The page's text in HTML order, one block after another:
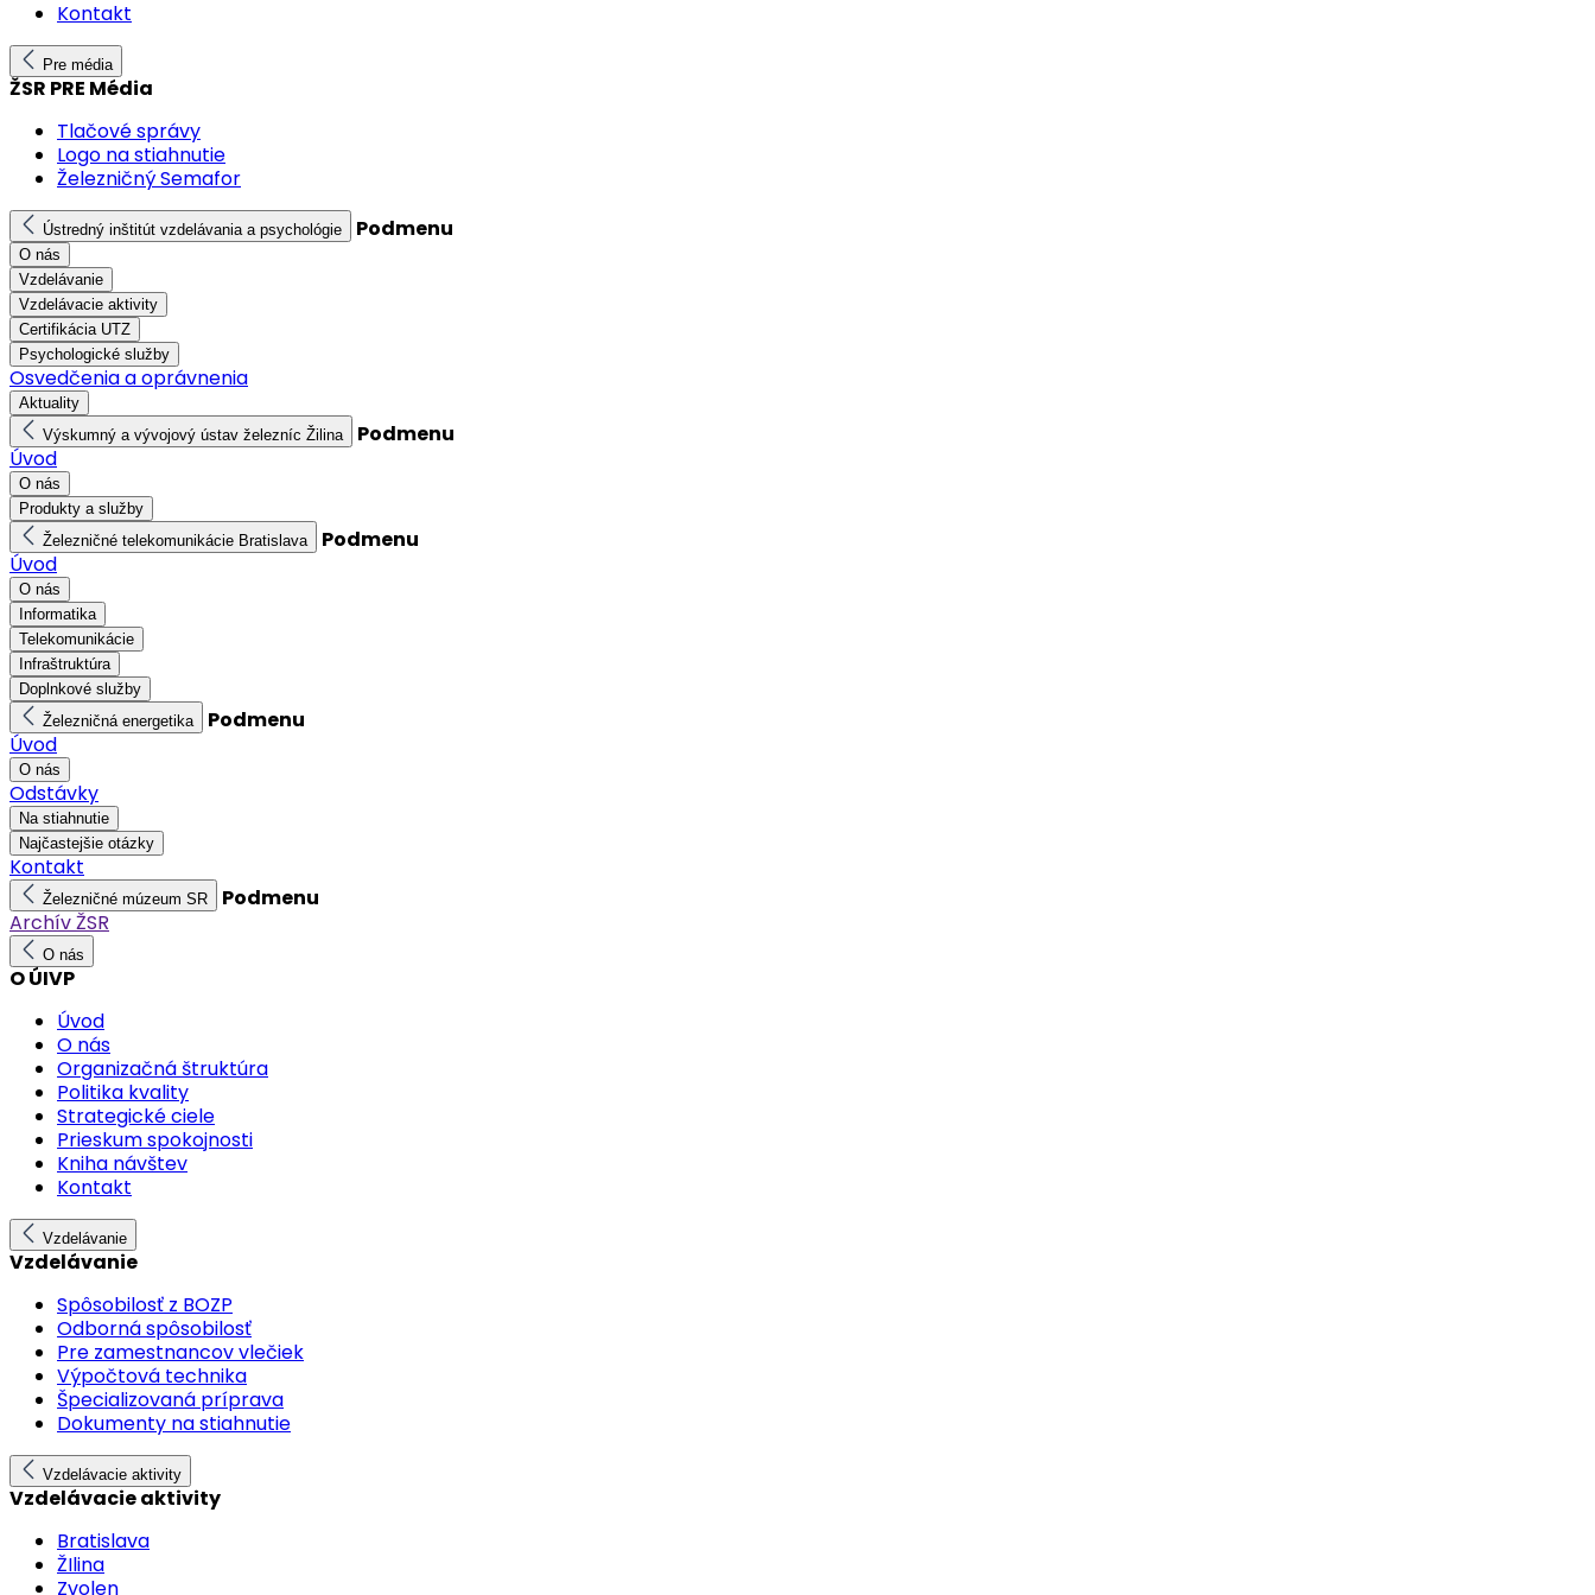
Kontakt
Pre média
ŽSR PRE Média
Tlačové správy
Logo na stiahnutie
Železničný Semafor
Ústredný inštitút vzdelávania a psychológie Podmenu
O nás
Vzdelávanie
Vzdelávacie aktivity
Certifikácia UTZ
Psychologické služby
Osvedčenia a oprávnenia
Aktuality
Výskumný a vývojový ústav železníc Žilina
Podmenu
Úvod
O nás
Produkty a služby
Železničné telekomunikácie Bratislava
Podmenu
Úvod
O nás
Informatika
Telekomunikácie
Infraštruktúra
Doplnkové služby
Železničná energetika
Podmenu
Úvod
O nás
Odstávky
Na stiahnutie
Najčastejšie otázky
Kontakt
Železničné múzeum SR
Podmenu
Archív ŽSR
O nás
O ÚIVP
Úvod
O nás
Organizačná štruktúra
Politika kvality
Strategické ciele
Prieskum spokojnosti
Kniha návštev
Kontakt
Vzdelávanie
Vzdelávanie
Spôsobilosť z BOZP
Odborná spôsobilosť
Pre zamestnancov vlečiek
Výpočtová technika
Špecializovaná príprava
Dokumenty na stiahnutie
Vzdelávacie aktivity
Vzdelávacie aktivity
Bratislava
ŽIlina
Zvolen